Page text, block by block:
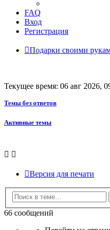
FAQ
Вход
Регистрация
Подарки своими
Текущее время: 06 авг 2026,
Темы без ответов
Активные темы
Версия для печати
66 сообщений